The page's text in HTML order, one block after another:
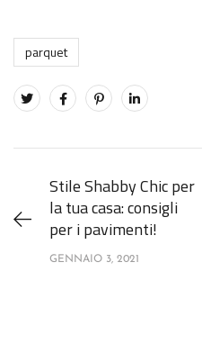
parquet
Stile Shabby Chic per
la tua casa: consigli
per i pavimenti!
GENNAIO 3, 2021